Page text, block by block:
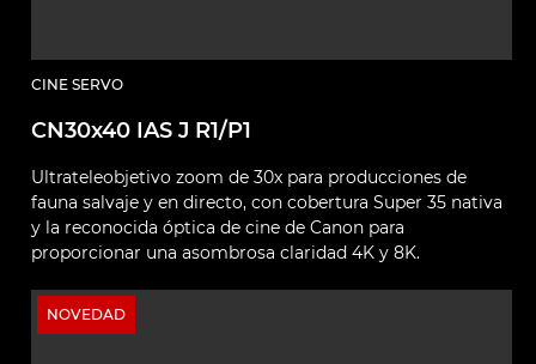
CINE SERVO
CN30x40 IAS J R1/P1
Ultrateleobjetivo zoom de 30x para producciones de
fauna salvaje y en directo, con cobertura Super 35 nativa
y la reconocida óptica de cine de Canon para
proporcionar una asombrosa claridad 4K y 8K.
NOVEDAD